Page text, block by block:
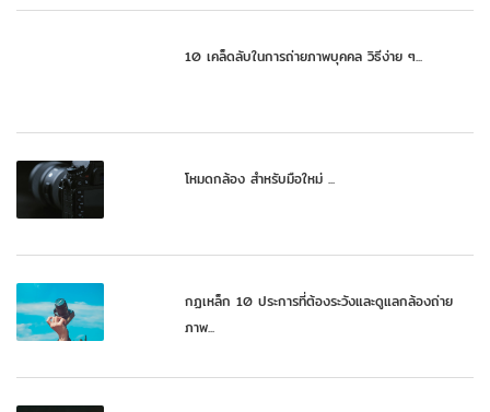
10 เคล็ดลับในการถ่ายภาพบุคคล วิธีง่าย ๆ...
โหมดกล้อง สำหรับมือใหม่ ...
กฏเหล็ก 10 ประการที่ต้องระวังและดูแลกล้องถ่าย
ภาพ...